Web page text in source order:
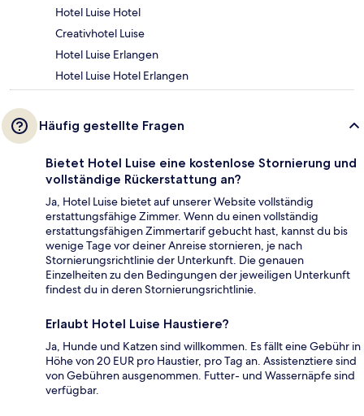
Hotel Luise Hotel
Creativhotel Luise
Hotel Luise Erlangen
Hotel Luise Hotel Erlangen
Häufig gestellte Fragen
Bietet Hotel Luise eine kostenlose Stornierung und
vollständige Rückerstattung an?
Ja, Hotel Luise bietet auf unserer Website vollständig
erstattungsfähige Zimmer. Wenn du einen vollständig
erstattungsfähigen Zimmertarif gebucht hast, kannst du bis
wenige Tage vor deiner Anreise stornieren, je nach
Stornierungsrichtlinie der Unterkunft. Die genauen
Einzelheiten zu den Bedingungen der jeweiligen Unterkunft
findest du in deren Stornierungsrichtlinie.
Erlaubt Hotel Luise Haustiere?
Ja, Hunde und Katzen sind willkommen. Es fällt eine Gebühr in
Höhe von 20 EUR pro Haustier, pro Tag an. Assistenztiere sind
von Gebühren ausgenommen. Futter- und Wassernäpfe sind
verfügbar.